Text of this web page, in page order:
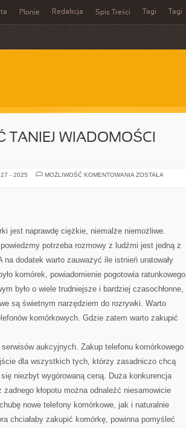
Płonie Redakcja Spis Treści Tagi Tagi
TANIEJ WIADOMOŚCI
- 2025 MOŻLIWOŚĆ KOMENTOWANIA W
ZOSTAŁA
jest naprawdę ciężkie, niemalże niemożliwe.
potrzeba rozmowy z ludźmi jest jedną z
na dodatek warto zauważyć ile istnień uratowały
komórek, powiadomienie pogotowia ratunkowego
było o wiele trudniejsze i bardziej czasochłonne,
są świetnym narzędziem do rozrywki. Warto
komórkowych. Gdzie zatem warto zakupić
aukcyjnych. Zakup telefonu komórkowego
dla wszystkich tych, którzy zasadniczo chcą
niezbyt wygórowaną ceną. Duża konkurencja
kłopotu można odnaleźć niesamowicie
nowe telefony komórkowe, jak i naturalnie
chciałaby zakupić komórkę, powinna pomyśleć